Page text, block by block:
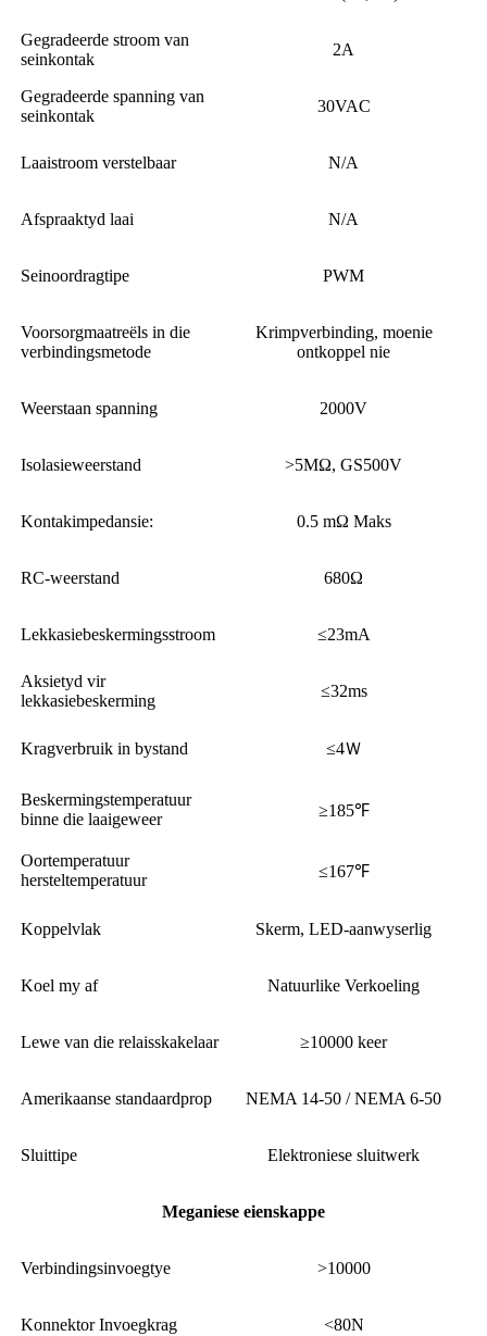
Gegradeerde stroom van
seinkontak
2A
Gegradeerde spanning van
seinkontak
30VAC
Laaistroom verstelbaar N/A
Afspraaktyd laai N/A
Seinoordragtipe PWM
Voorsorgmaatreëls in die
verbindingsmetode
Krimpverbinding, moenie
ontkoppel nie
Weerstaan ​​spanning 2000V
Isolasieweerstand >5MΩ, GS500V
Kontakimpedansie: 0.5 mΩ Maks
RC-weerstand 680Ω
Lekkasiebeskermingsstroom ≤23mA
Aksietyd vir
lekkasiebeskerming
≤32ms
Kragverbruik in bystand ≤4Ｗ
Beskermingstemperatuur
binne die laaigeweer
≥185℉
Oortemperatuur
hersteltemperatuur
≤167℉
Koppelvlak Skerm, LED-aanwyserlig
Koel my af Natuurlike Verkoeling
Lewe van die relaisskakelaar ≥10000 keer
Amerikaanse standaardprop NEMA 14-50 / NEMA 6-50
Sluittipe Elektroniese sluitwerk
Meganiese eienskappe
Verbindingsinvoegtye >10000
Konnektor Invoegkrag <80N